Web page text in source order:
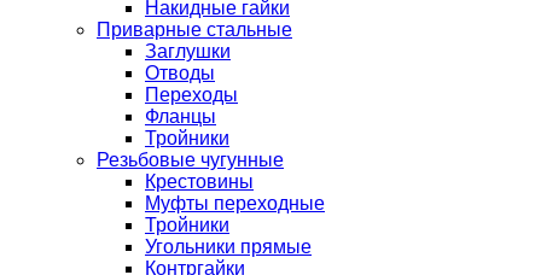
Накидные гайки
Приварные стальные
Заглушки
Отводы
Переходы
Фланцы
Тройники
Резьбовые чугунные
Крестовины
Муфты переходные
Тройники
Угольники прямые
Контргайки